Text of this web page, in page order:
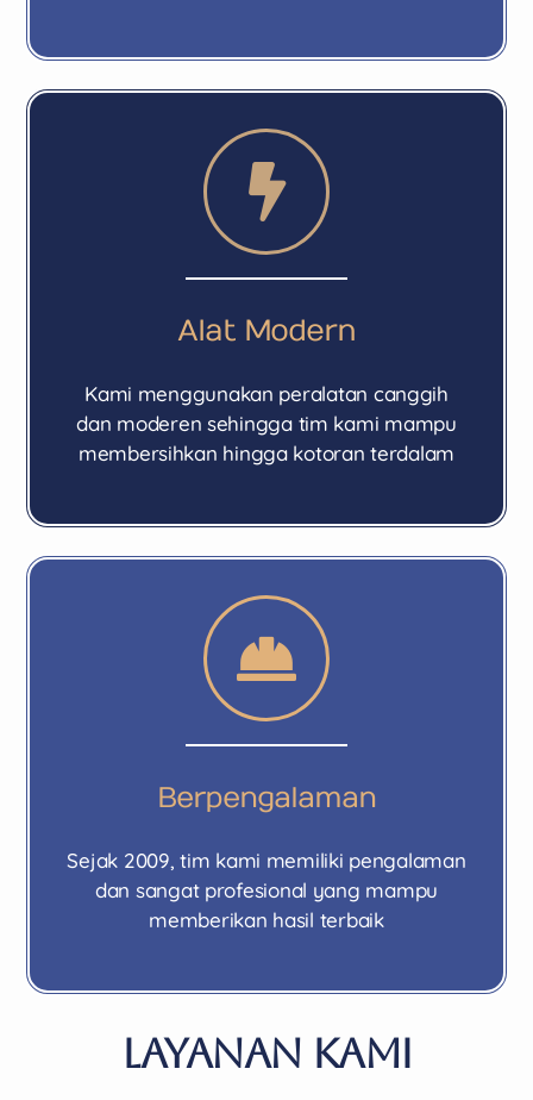
Alat Modern
Kami menggunakan peralatan canggih
dan moderen sehingga tim kami mampu
membersihkan hingga kotoran terdalam
Berpengalaman
Sejak 2009, tim kami memiliki pengalaman
dan sangat profesional yang mampu
memberikan hasil terbaik
Layanan Kami